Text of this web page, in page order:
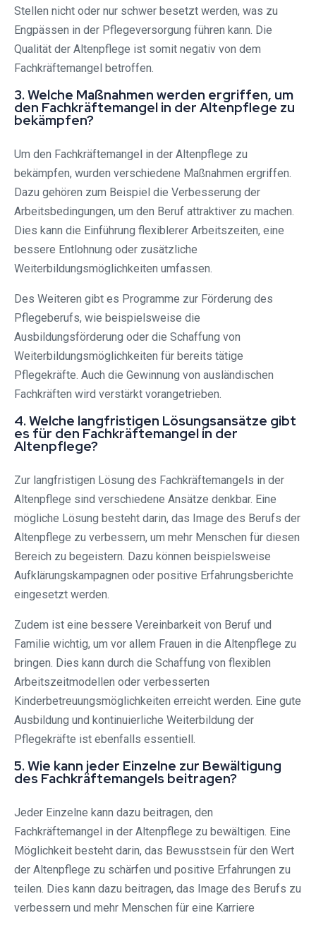
Stellen nicht oder nur schwer besetzt werden, was zu
Engpässen in der Pflegeversorgung führen kann. Die
Qualität der Altenpflege ist somit negativ von dem
Fachkräftemangel betroffen.
3. Welche Maßnahmen werden ergriffen, um
den Fachkräftemangel in der Altenpflege zu
bekämpfen?
Um den Fachkräftemangel in der Altenpflege zu
bekämpfen, wurden verschiedene Maßnahmen ergriffen.
Dazu gehören zum Beispiel die Verbesserung der
Arbeitsbedingungen, um den Beruf attraktiver zu machen.
Dies kann die Einführung flexiblerer Arbeitszeiten, eine
bessere Entlohnung oder zusätzliche
Weiterbildungsmöglichkeiten umfassen.
Des Weiteren gibt es Programme zur Förderung des
Pflegeberufs, wie beispielsweise die
Ausbildungsförderung oder die Schaffung von
Weiterbildungsmöglichkeiten für bereits tätige
Pflegekräfte. Auch die Gewinnung von ausländischen
Fachkräften wird verstärkt vorangetrieben.
4. Welche langfristigen Lösungsansätze gibt
es für den Fachkräftemangel in der
Altenpflege?
Zur langfristigen Lösung des Fachkräftemangels in der
Altenpflege sind verschiedene Ansätze denkbar. Eine
mögliche Lösung besteht darin, das Image des Berufs der
Altenpflege zu verbessern, um mehr Menschen für diesen
Bereich zu begeistern. Dazu können beispielsweise
Aufklärungskampagnen oder positive Erfahrungsberichte
eingesetzt werden.
Zudem ist eine bessere Vereinbarkeit von Beruf und
Familie wichtig, um vor allem Frauen in die Altenpflege zu
bringen. Dies kann durch die Schaffung von flexiblen
Arbeitszeitmodellen oder verbesserten
Kinderbetreuungsmöglichkeiten erreicht werden. Eine gute
Ausbildung und kontinuierliche Weiterbildung der
Pflegekräfte ist ebenfalls essentiell.
5. Wie kann jeder Einzelne zur Bewältigung
des Fachkräftemangels beitragen?
Jeder Einzelne kann dazu beitragen, den
Fachkräftemangel in der Altenpflege zu bewältigen. Eine
Möglichkeit besteht darin, das Bewusstsein für den Wert
der Altenpflege zu schärfen und positive Erfahrungen zu
teilen. Dies kann dazu beitragen, das Image des Berufs zu
verbessern und mehr Menschen für eine Karriere